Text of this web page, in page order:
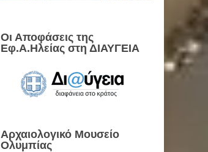
Οι Αποφάσεις της
Εφ.Α.Ηλείας στη ΔΙΑΥΓΕΙΑ
Αρχαιολογικό Μουσείο
Ολυμπίας